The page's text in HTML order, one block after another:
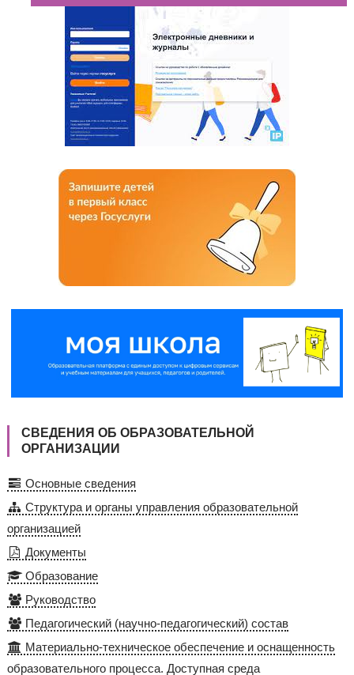
СВЕДЕНИЯ ОБ ОБРАЗОВАТЕЛЬНОЙ
ОРГАНИЗАЦИИ
Основные сведения
Структура и органы управления образовательной
организацией
Документы
Образование
Руководство
Педагогический (научно-педагогический) состав
Материально-техническое обеспечение и оснащенность
образовательного процесса. Доступная среда